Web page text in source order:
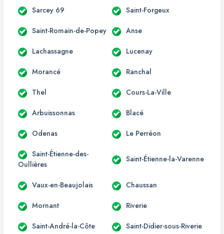
Sarcey 69 Saint-Forgeux
Saint-Romain-de-Popey Anse
Lachassagne Lucenay
Morancé Ranchal
Thel Cours-La-Ville
Arbuissonnas Blacé
Odenas Le Perréon
Saint-Étienne-des-
Oullières
Saint-Étienne-la-Varenne
Vaux-en-Beaujolais Chaussan
Mornant Riverie
Saint-André-la-Côte Saint-Didier-sous-Riverie